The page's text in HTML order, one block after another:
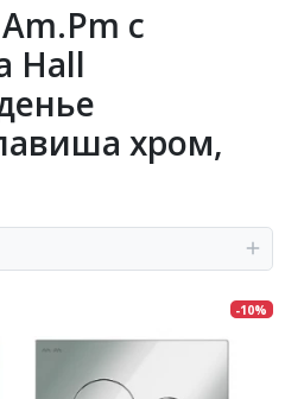
с
Hall
хром,
-10%